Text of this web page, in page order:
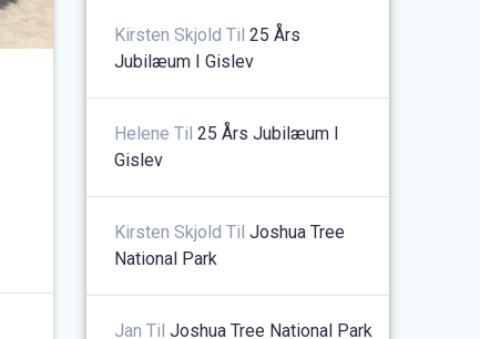
Kirsten Skjold Til25 Års
Jubilæum I Gislev
Helene Til25 Års Jubilæum I
Gislev
Kirsten Skjold TilJoshua Tree
National Park
Jan TilJoshua Tree National Park